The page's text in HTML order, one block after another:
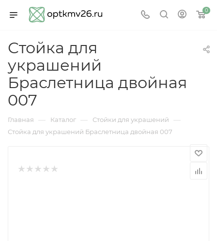
0
Стойка для
украшений
Браслетница двойная
007
Главная — Каталог — Стойки для украшений —
Стойка для украшений Браслетница двойная 007